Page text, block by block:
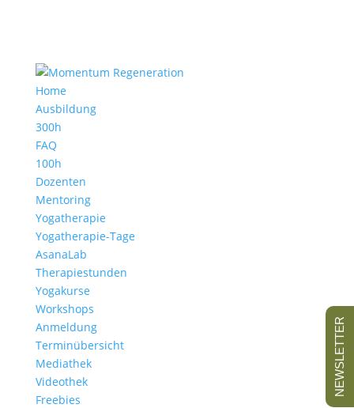
Home
Ausbildung
300h
FAQ
100h
Dozenten
Mentoring
Yogatherapie
Yogatherapie-Tage
AsanaLab
Therapiestunden
Yogakurse
Workshops
Anmeldung
Terminübersicht
Mediathek
Videothek
Freebies
NEWSLETTER